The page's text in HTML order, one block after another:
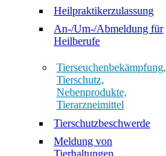
Heilpraktikerzulassung
An-/Um-/Abmeldung für
Heilberufe
Tierseuchenbekämpfung,
Tierschutz,
Nebenprodukte,
Tierarzneimittel
Tierschutzbeschwerde
Meldung von
Tierhaltungen